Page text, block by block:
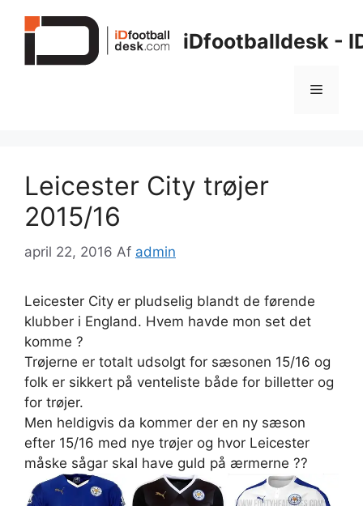
iDfootballdesk -
Menu
Leicester City trøjer
2015/16
april 22, 2016 Af admin
Leicester City er pludselig blandt de førende
klubber i England. Hvem havde mon set det
komme ?
Trøjerne er totalt udsolgt for sæsonen 15/16 og
folk er sikkert på venteliste både for billetter og
for trøjer.
Men heldigvis da kommer der en ny sæson
efter 15/16 med nye trøjer og hvor Leicester
måske sågar skal have guld på ærmerne ??